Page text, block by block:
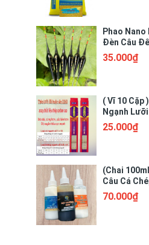
Phao
Đèn Câu
Có Đèn
35.000₫
( Vĩ 10 Cặp
Ngạnh
Sẵn 3260
25.000₫
(Chai
Câu Cá
Cỏ. Tương
Hương Sữa
70.000₫